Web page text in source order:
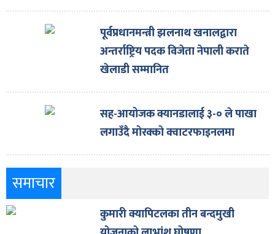
पूर्वप्रधानमन्त्री झलनाथ खनालद्वारा
अन्तर्राष्ट्रिय पदक विजेता नेपाली कराते
खेलाडी सम्मानित
सह-आयोजक क्यानडालाई ३-० ले पाखा
लगाउँदै मोरक्को क्वाटरफाइनलमा
समाचार
कुमारी क्यापिटलका तीन बन्दमुखी